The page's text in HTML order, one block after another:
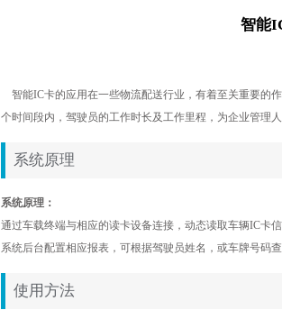
智能
智能IC卡的应用在一些物流配送行业，有着至关重要的
个时间段内，驾驶员的工作时长及工作里程，为企业管理
系统原理
系统原理：
通过车载终端与相应的读卡设备连接，动态读取车辆IC卡
系统后台配置相应报表，可根据驾驶员姓名，或车牌号码
使用方法